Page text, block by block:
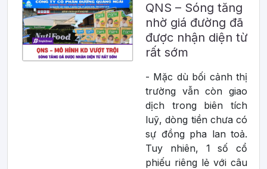
QNS – Sóng tăng
nhờ giá đường đã
được nhận diện từ
rất sớm
- Mặc dù bối cảnh thị
trường vẫn còn giao
dịch trong biên tích
luỹ, dòng tiền chưa có
sự đồng pha lan toả.
Tuy nhiên, 1 số cổ
phiếu riêng lẻ với câu